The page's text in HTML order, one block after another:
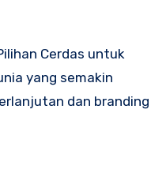
yang semakin
dan branding